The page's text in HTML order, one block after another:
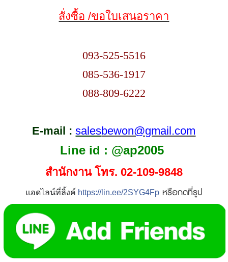
สั่งซื้อ /ขอใบเสนอราคา
093-525-5516
085-536-1917
088-809-6222
E-mail : salesbewon@gmail.com
Line id : @ap2005
สำนักงาน โทร. 02-109-9848
แอดไลน์ที่ลิ้งค์ https://lin.ee/2SYG4Fpหรือกดที่รูป